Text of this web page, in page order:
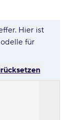
Hier ist
für